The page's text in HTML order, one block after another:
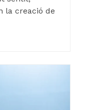
la creació de